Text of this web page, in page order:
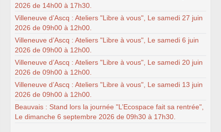
2026 de 14h00 à 17h30.
Villeneuve d’Ascq : Ateliers "Libre à vous", Le samedi 27 juin
2026 de 09h00 à 12h00.
Villeneuve d’Ascq : Ateliers "Libre à vous", Le samedi 6 juin
2026 de 09h00 à 12h00.
Villeneuve d’Ascq : Ateliers "Libre à vous", Le samedi 20 juin
2026 de 09h00 à 12h00.
Villeneuve d’Ascq : Ateliers "Libre à vous", Le samedi 13 juin
2026 de 09h00 à 12h00.
Beauvais : Stand lors la journée "L’Ecospace fait sa rentrée",
Le dimanche 6 septembre 2026 de 09h30 à 17h30.